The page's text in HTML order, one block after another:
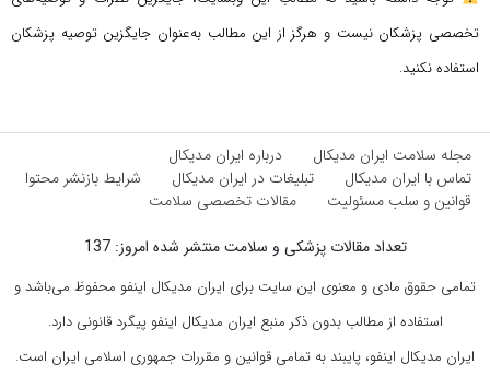
تخصصی پزشکان نیست و هرگز از این مطالب به‌عنوان جایگزین توصیه پزشکان
استفاده نکنید.
مجله سلامت ایران مدیکال
درباره ایران مدیکال
تماس با ایران مدیکال
تبلیغات در ایران مدیکال
شرایط بازنشر محتوا
قوانین و سلب مسئولیت
مقالات تخصصی سلامت
تعداد مقالات پزشکی و سلامت منتشر شده امروز: 137
تمامی حقوق مادی و معنوی این سایت برای ایران مدیکال اینفو محفوظ می‌باشد و
استفاده از مطالب بدون ذکر منبع ایران مدیکال اینفو پیگرد قانونی دارد.
ایران مدیکال اینفو، پایبند به تمامی قوانین و مقررات جمهوری اسلامی ایران است.